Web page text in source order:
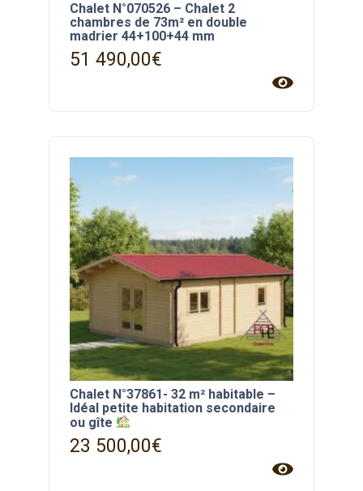
Chalet N°070526 – Chalet 2
chambres de 73m² en double
madrier 44+100+44 mm
51 490,00€
Chalet N°37861- 32 m² habitable –
Idéal petite habitation secondaire
ou gîte
23 500,00€